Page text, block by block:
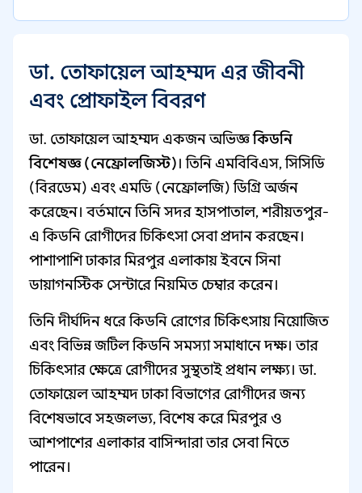
ডা. তোফায়েল আহম্মদ এর জীবনী
এবং প্রোফাইল বিবরণ
ডা. তোফায়েল আহম্মদ একজন অভিজ্ঞকিডনি
বিশেষজ্ঞ (নেফ্রোলজিস্ট)। তিনি এমবিবিএস, সিসিডি
(বিরডেম) এবং এমডি (নেফ্রোলজি) ডিগ্রি অর্জন
করেছেন। বর্তমানে তিনি সদর হাসপাতাল, শরীয়তপুর-
এ কিডনি রোগীদের চিকিৎসা সেবা প্রদান করছেন।
পাশাপাশি ঢাকার মিরপুর এলাকায় ইবনে সিনা
ডায়াগনস্টিক সেন্টারে নিয়মিত চেম্বার করেন।
তিনি দীর্ঘদিন ধরে কিডনি রোগের চিকিৎসায় নিয়োজিত
এবং বিভিন্ন জটিল কিডনি সমস্যা সমাধানে দক্ষ। তার
চিকিৎসার ক্ষেত্রে রোগীদের সুস্থতাই প্রধান লক্ষ্য। ডা.
তোফায়েল আহম্মদ ঢাকা বিভাগের রোগীদের জন্য
বিশেষভাবে সহজলভ্য, বিশেষ করে মিরপুর ও
আশপাশের এলাকার বাসিন্দারা তার সেবা নিতে
পারেন।